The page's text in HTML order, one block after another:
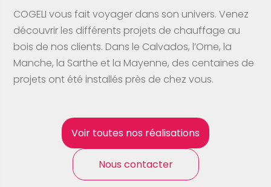
COGELI vous fait voyager dans son univers. Venez
découvrir les différents projets de chauffage au
bois de nos clients. Dans le Calvados, l’Orne, la
Manche, la Sarthe et la Mayenne, des centaines de
projets ont été installés près de chez vous.
Voir toutes nos réalisations
Nous contacter